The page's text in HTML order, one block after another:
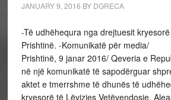
JANUARY 9, 2016 BY DGRECA
-Të udhëhequra nga drejtuesit
Prishtinë. -Komunikatë për media/
Prishtinë, 9 janar 2016/ Qeveria e
në një komunikatë të sapodërguar
aktet e tmerrshme të dhunës të
kryesorë të Lëvizjes Vetëvendosje,